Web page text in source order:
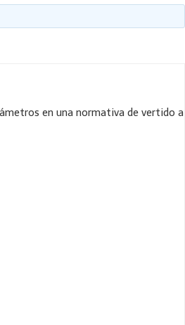
en una normativa de vertido a